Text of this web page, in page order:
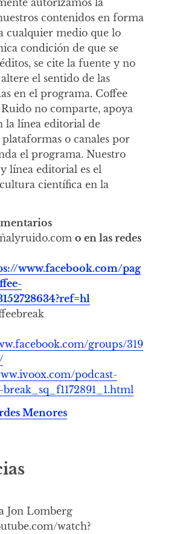
contenidos en forma
cualquier medio que lo
condición de que se
se cite la fuente y no
el sentido de las
en el programa. Coffee
no comparte, apoya
la línea editorial de
o canales por
el programa. Nuestro
línea editorial es el
científica en la
o en las redes
www.facebook.com/pag
groups/319
podcast-
Menores
Jon Lomberg
watch?